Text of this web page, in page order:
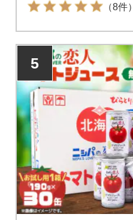
（8件）
5